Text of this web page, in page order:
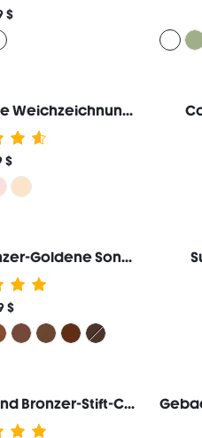
$
Insta-Ready Ultra-Fine Weichzeichnung & Lifting Fixierpuder Zwei in Einem-Translucent
$
Silk Haze Cream Bronzer-Goldene Sonne
$
Buttery Buff Kontur- und Bronzer-Stift-Camel Suede